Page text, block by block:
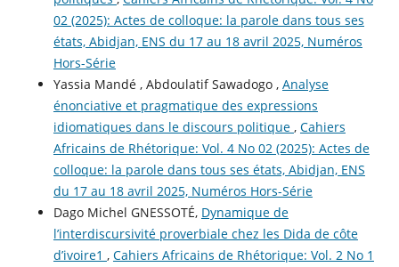
02 (2025): Actes de colloque: la parole dans tous ses
états, Abidjan, ENS du 17 au 18 avril 2025, Numéros
Hors-Série
Yassia Mandé , Abdoulatif Sawadogo , Analyse
énonciative et pragmatique des expressions
idiomatiques dans le discours politique , Cahiers
Africains de Rhétorique: Vol. 4 No 02 (2025): Actes de
colloque: la parole dans tous ses états, Abidjan, ENS
du 17 au 18 avril 2025, Numéros Hors-Série
Dago Michel GNESSOTÉ, Dynamique de
l’interdiscursivité proverbiale chez les Dida de côte
d’ivoire1 , Cahiers Africains de Rhétorique: Vol. 2 No 1